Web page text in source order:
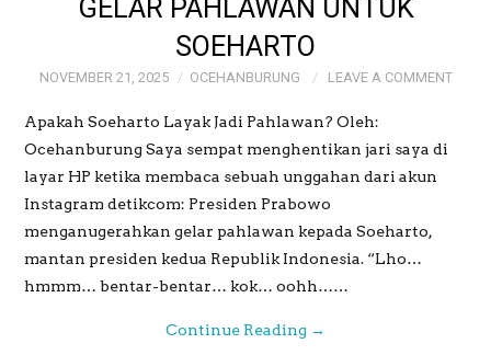
GELAR PAHLAWAN UNTUK
SOEHARTO
NOVEMBER 21, 2025 OCEHANBURUNG LEAVE A COMMENT
Apakah Soeharto Layak Jadi Pahlawan? Oleh:
Ocehanburung Saya sempat menghentikan jari saya di
layar HP ketika membaca sebuah unggahan dari akun
Instagram detikcom: Presiden Prabowo
menganugerahkan gelar pahlawan kepada Soeharto,
mantan presiden kedua Republik Indonesia. “Lho…
hmmm… bentar-bentar… kok… oohh……
Continue Reading →